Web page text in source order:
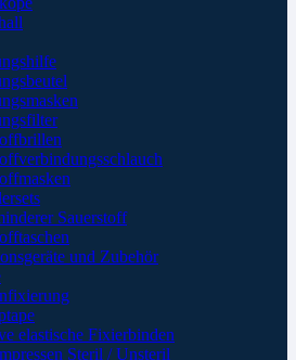
Sauerstoff
und Zubehör
elastische Fixierbinden
Steril / Unsteril